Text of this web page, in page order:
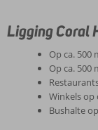
Ligging Coral
Op ca. 500
Op ca. 500
Winkels op
Bushalte